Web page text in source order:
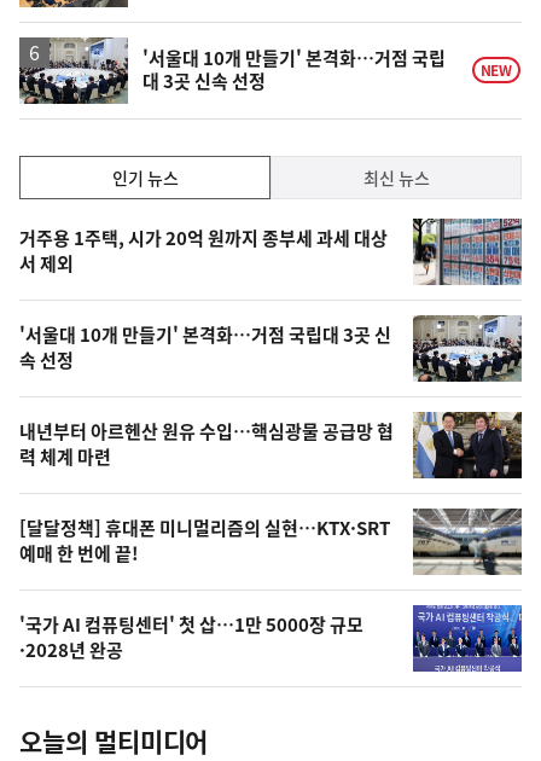
'서울대 10개 만들기' 본격화…거점 국립
대 3곳 신속 선정
NEW
기,
최
신,
오
늘
의
영
상
오
늘
의
사
진
인기 뉴스 최신 뉴스
인
기
뉴
스
거주용 1주택, 시가 20억 원까지 종부세 과세 대상
서 제외
'서울대 10개 만들기' 본격화…거점 국립대 3곳 신
속 선정
내년부터 아르헨산 원유 수입…핵심광물 공급망 협
력 체계 마련
[달달정책] 휴대폰 미니멀리즘의 실현…KTX·SRT
예매 한 번에 끝!
'국가 AI 컴퓨팅센터' 첫 삽…1만 5000장 규모
·2028년 완공
오늘의 멀티미디어